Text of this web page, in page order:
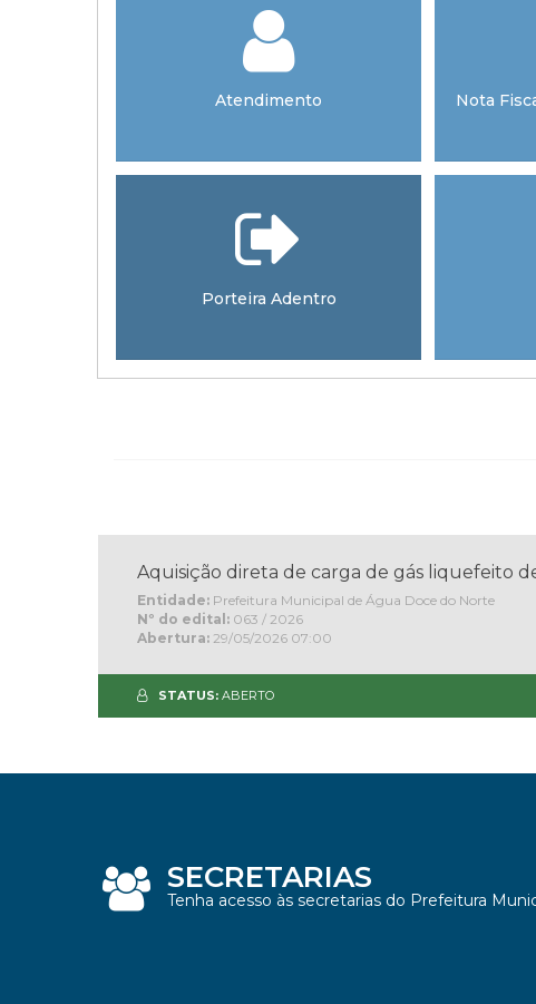
Atendimento Nota
Porteira Adentro
Aquisição direta de carga de gás liquefeito
Entidade:Prefeitura Municipal de Água Doce do Norte
Nº do edital:063 / 2026
Abertura:29/05/2026 07:00
STATUS:ABERTO
SECRETARIAS
Tenha acesso às secretarias do Prefeitura